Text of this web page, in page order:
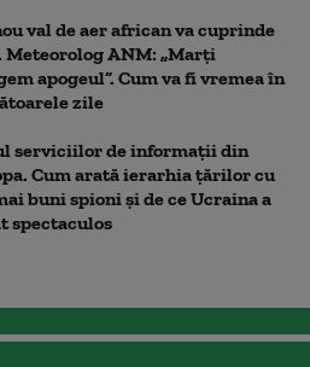
val de aer african va cuprinde
Meteorolog ANM: „Marți
apogeul”. Cum va fi vremea în
zile
serviciilor de informații din
Cum arată ierarhia țărilor cu
buni spioni și de ce Ucraina a
spectaculos